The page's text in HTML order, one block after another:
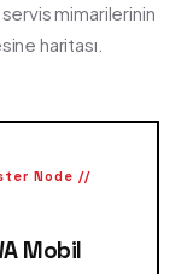
mimarilerinin
haritası.
Node //
Mobil